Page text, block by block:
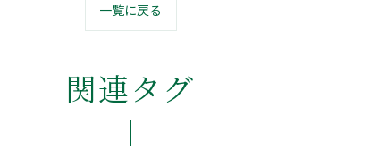
一覧に戻る
関連タグ